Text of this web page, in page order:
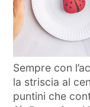
Sempre con
la striscia al
puntini che